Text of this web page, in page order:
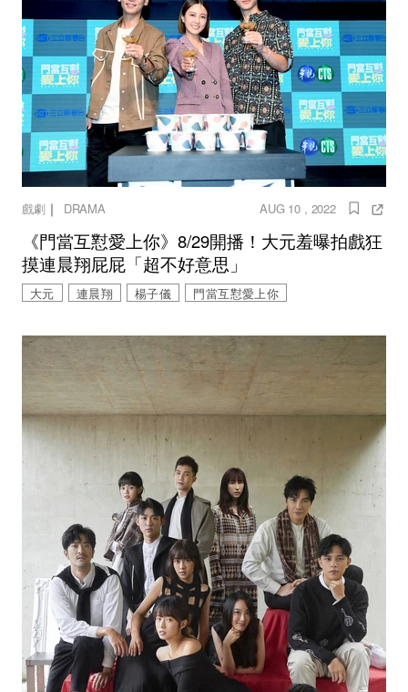
戲劇｜ DRAMA AUG 10 , 2022
《門當互懟愛上你》8/29開播！大元羞曝拍戲狂
摸連晨翔屁屁「超不好意思」
大元 連晨翔 楊子儀 門當互懟愛上你